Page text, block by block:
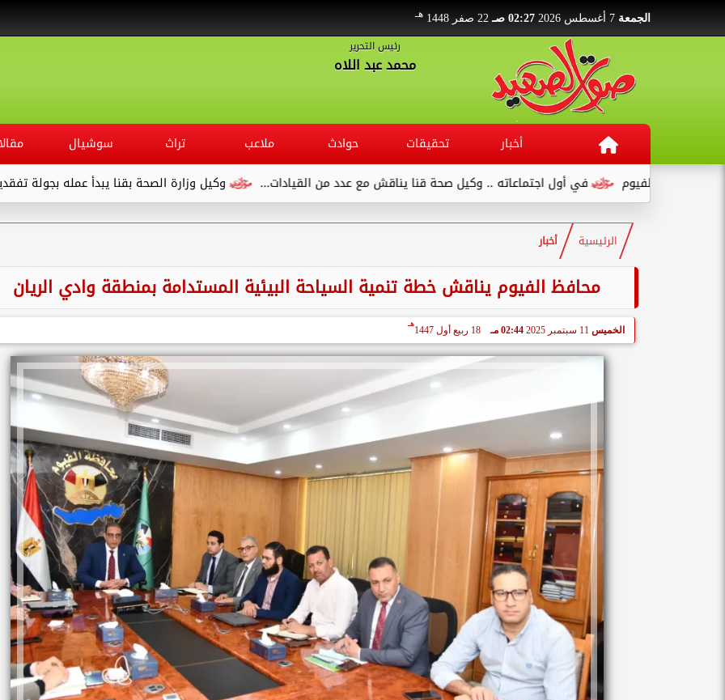
الجمعة 02:27 صـ 22 صفر 1448 هـ
رئيس التحرير
محمد عبد اللاه
أخبار تحقيقات حوادث ملاعب تراث سوشيال
وكيل وزارة الصحة بقنا يبدأ عمله بجولة تفقدية لديوان
في أول اجتماعاته .. وكيل صحة قنا يناقش مع عدد من القيادات...
الرئيسية أخبار
محافظ الفيوم يناقش خطة تنمية السياحة البيئية المستدامة بمنطقة وادي الريان‎
الخميس 02:44 مـ 18 ربيع أول 1447
هـ